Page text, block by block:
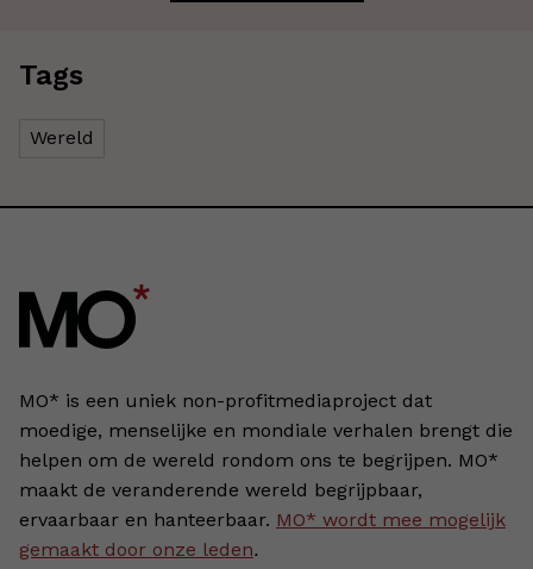
Tags
Wereld
MO* is een uniek non-profitmediaproject dat
moedige, menselijke en mondiale verhalen brengt die
helpen om de wereld rondom ons te begrijpen. MO*
maakt de veranderende wereld begrijpbaar,
ervaarbaar en hanteerbaar. MO* wordt mee mogelijk
gemaakt door onze leden.